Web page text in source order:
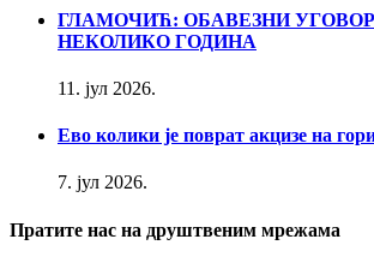
ГЛАМОЧИЋ: ОБАВЕЗНИ
НЕКОЛИКО ГОДИНА
11. јул 2026.
Ево колики је поврат акцизе на
7. јул 2026.
Пратите нас на друштвеним мрежама